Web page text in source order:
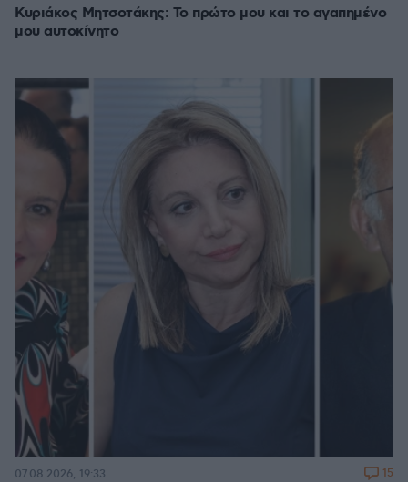
Κυριάκος Μητσοτάκης: Το πρώτο μου και το αγαπημένο
μου αυτοκίνητο
07.08.2026, 19:33 15